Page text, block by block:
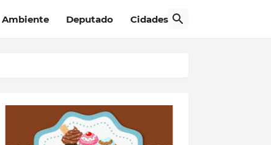
Ambiente Deputado Cidades